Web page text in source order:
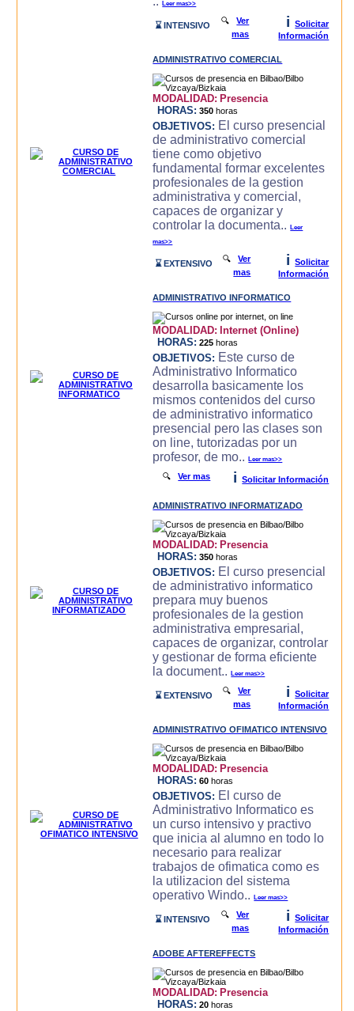
Leer mas>>
⌛ INTENSIVO 🔍Ver
mas
i
Solicitar
Información
ADMINISTRATIVO COMERCIAL
MODALIDAD: Presencia
HORAS: 350 horas
OBJETIVOS: El curso presencial
de administrativo comercial
tiene como objetivo
fundamental formar excelentes
profesionales de la gestion
administrativa y comercial,
capaces de organizar y
controlar la documenta..Leer
mas>>
⌛ EXTENSIVO 🔍Ver
mas
i
Solicitar
Información
ADMINISTRATIVO INFORMATICO
MODALIDAD: Internet (Online)
HORAS: 225 horas
OBJETIVOS: Este curso de
Administrativo Informatico
desarrolla basicamente los
mismos contenidos del curso
de administrativo informatico
presencial pero las clases son
on line, tutorizadas por un
profesor, de mo..Leer mas>>
🔍Ver mas i Solicitar Información
ADMINISTRATIVO INFORMATIZADO
MODALIDAD: Presencia
HORAS: 350 horas
OBJETIVOS: El curso presencial
de administrativo informatico
prepara muy buenos
profesionales de la gestion
administrativa empresarial,
capaces de organizar, controlar
y gestionar de forma eficiente
la document..Leer mas>>
⌛ EXTENSIVO 🔍Ver
mas
i
Solicitar
Información
ADMINISTRATIVO OFIMATICO INTENSIVO
MODALIDAD: Presencia
HORAS: 60 horas
OBJETIVOS: El curso de
Administrativo Informatico es
un curso intensivo y practivo
que inicia al alumno en todo lo
necesario para realizar
trabajos de ofimatica como es
la utilizacion del sistema
operativo Windo..Leer mas>>
⌛ INTENSIVO 🔍Ver
mas
i
Solicitar
Información
ADOBE AFTEREFFECTS
MODALIDAD: Presencia
HORAS: 20 horas